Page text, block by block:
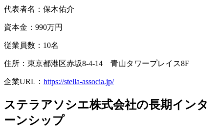
代表者名： 保木佑介
資本金： 990万円
従業員数： 10名
住所：東京都港区赤坂8-4-14 青山タワープレイス8F
企業URL： https://stella-associa.jp/
ステラアソシエ株式会社の長期インタ
ーンシップ